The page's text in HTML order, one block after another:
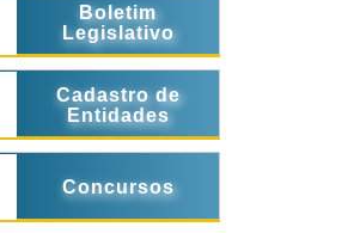
Boletim
Legislativo
Cadastro de
Entidades
Concursos